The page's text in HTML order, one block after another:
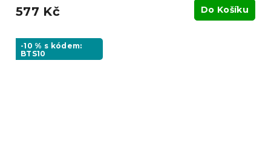
577 Kč Do Košíku
-10 % s kódem:
BTS10